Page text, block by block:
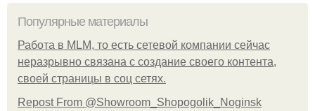
Популярные материалы
Работа в MLM, то есть сетевой компании сейчас
неразрывно связана с создание своего контента,
своей страницы в соц сетях.
Repost From @Showroom_Shopogolik_Noginsk